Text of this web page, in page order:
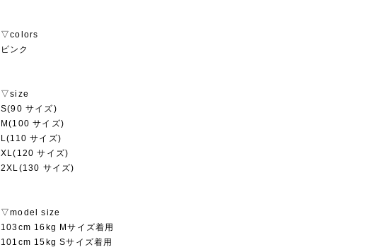
▽colors
ピンク
▽size
S(90 サイズ)
M(100 サイズ)
L(110 サイズ)
XL(120 サイズ)
2XL(130 サイズ)
▽model size
103cm 16kg Mサイズ着用
101cm 15kg Sサイズ着用